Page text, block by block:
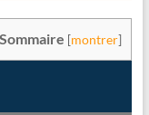
Sommaire [montrer]